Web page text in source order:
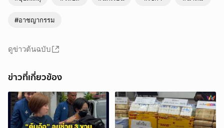
#อาชญากรรม
ดูข่าวต้นฉบับ
ข่าวที่เกี่ยวข้อง